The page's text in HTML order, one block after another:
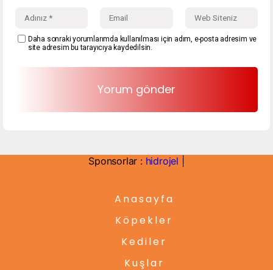
Daha sonraki yorumlarımda kullanılması için adım, e-posta adresim ve
site adresim bu tarayıcıya kaydedilsin.
Sponsorlar : hidrojel
Anasayfa
Köpekler
Kediler
Kuşlar